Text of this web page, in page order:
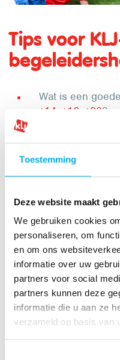
Toestemming
Deze website maakt
We gebruiken cookies
personaliseren, om
en om ons
informatie over uw
partners voor social
partners kunnen deze
informatie die u aan ze
verzameld op basis van
Tips voor
Wat is een
+14
+16 +20?
Hoe omgaan
Hoe omgaan met
Hoe belonen en
Een ongeluk,
Veiligheid boven
gebeurd. Maar wat
Ontdek alles over de